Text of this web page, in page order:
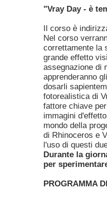
"Vray Day - è
Il corso è
Nel corso
correttamente la
grande effetto
assegnazione di
apprenderanno
dosarli
fotorealistica di
fattore chiave
immagini
mondo della
di Rhinoceros e
l'uso di questi
Durante la
per
PROGRAMMA